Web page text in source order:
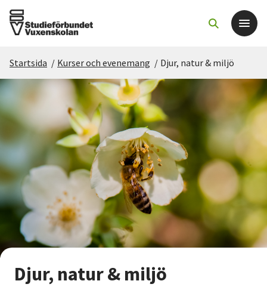
Det här gör vi
För dig som
Sök kurser och evenemang
Om SV
Starta studiecirkel
Cirkelledare
Nyheter
Startsida / Kurser och evenemang / Djur, natur & miljö
Djur, natur & miljö